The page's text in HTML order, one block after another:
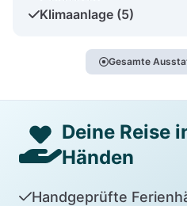
Klimaanlage (5)
Gesamte
Deine Reise
Händen
Handgeprüfte